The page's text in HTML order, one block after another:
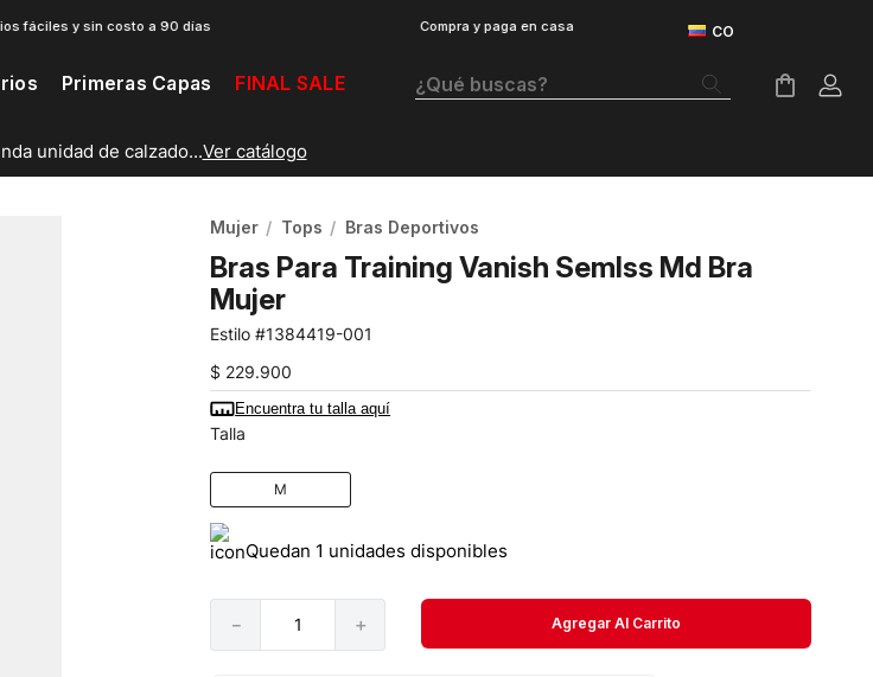
fáciles y sin costo a 90 días Compra y paga en casa
Primeras Capas FINAL SALE ¿Qué buscas?
unidad de calzado...Ver catálogo
Mujer Tops Bras Deportivos
Bras Para Training Vanish Semlss Md Bra
Mujer
1384419-001
$ 229.900
Encuentra tu talla aquí
Talla
M
Quedan 1 unidades disponibles
＋
－ Agregar Al Carrito
Botas
Tenis Mujer
Tenis Hombre
Velociti Distance
Short
Velociti